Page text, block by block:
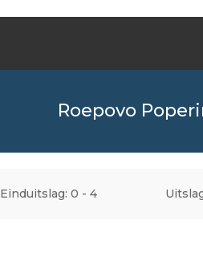
Roepovo
Einduitslag: 0 - 4